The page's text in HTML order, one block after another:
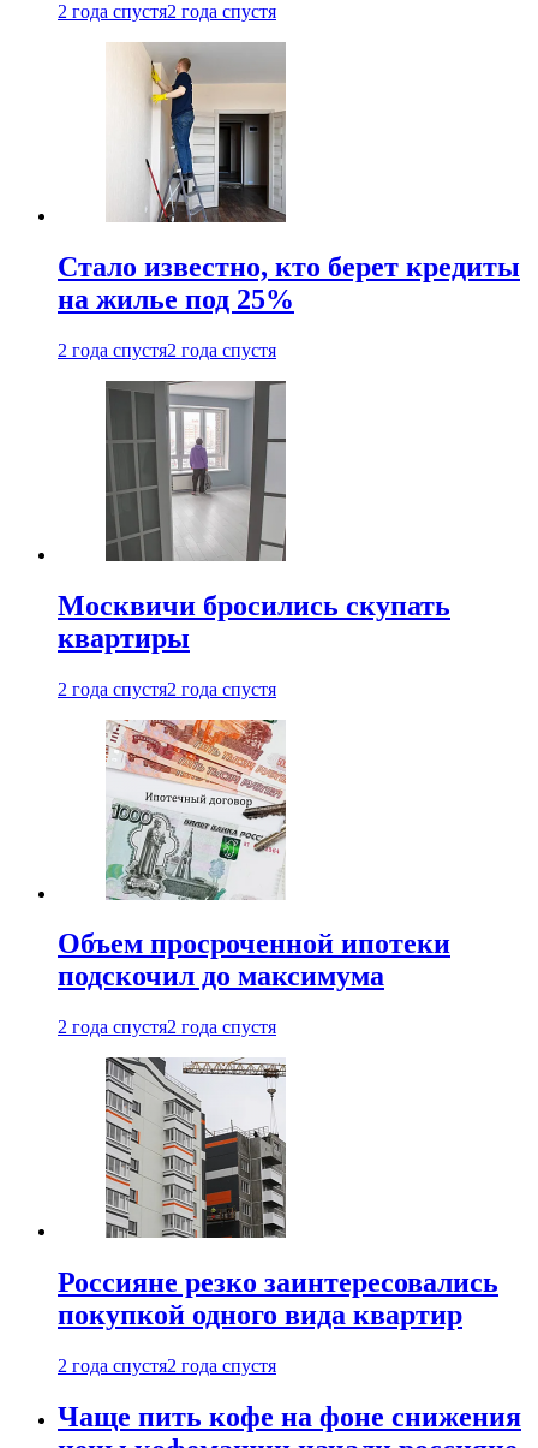
2 года спустя2 года спустя
Стало известно, кто берет кредиты
на жилье под 25%
2 года спустя2 года спустя
Москвичи бросились скупать
квартиры
2 года спустя2 года спустя
Объем просроченной ипотеки
подскочил до максимума
2 года спустя2 года спустя
Россияне резко заинтересовались
покупкой одного вида квартир
2 года спустя2 года спустя
Чаще пить кофе на фоне снижения